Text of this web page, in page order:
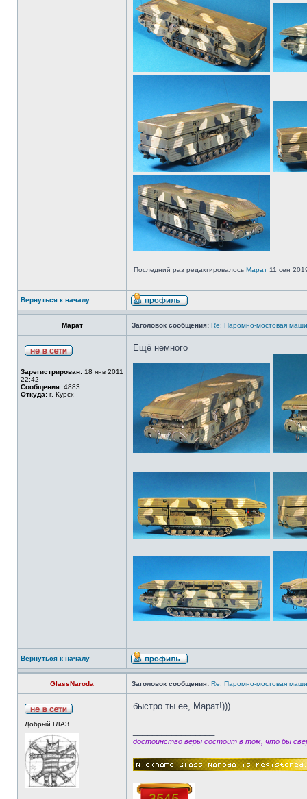
Последний раз редактировалось Марат 11 сен
Вернуться к началу
Марат Заголовок сообщения: Re: Паромно-мостовая
Зарегистрирован: 18 янв 2011
22:42
Сообщения: 4883
Откуда: г. Курск
Ещё немного
Вернуться к началу
GlassNaroda Заголовок сообщения: Re: Паромно-мостовая
Добрый ГЛАЗ
быстро ты ее, Марат!)))
достоинство веры состоит в том, что бы